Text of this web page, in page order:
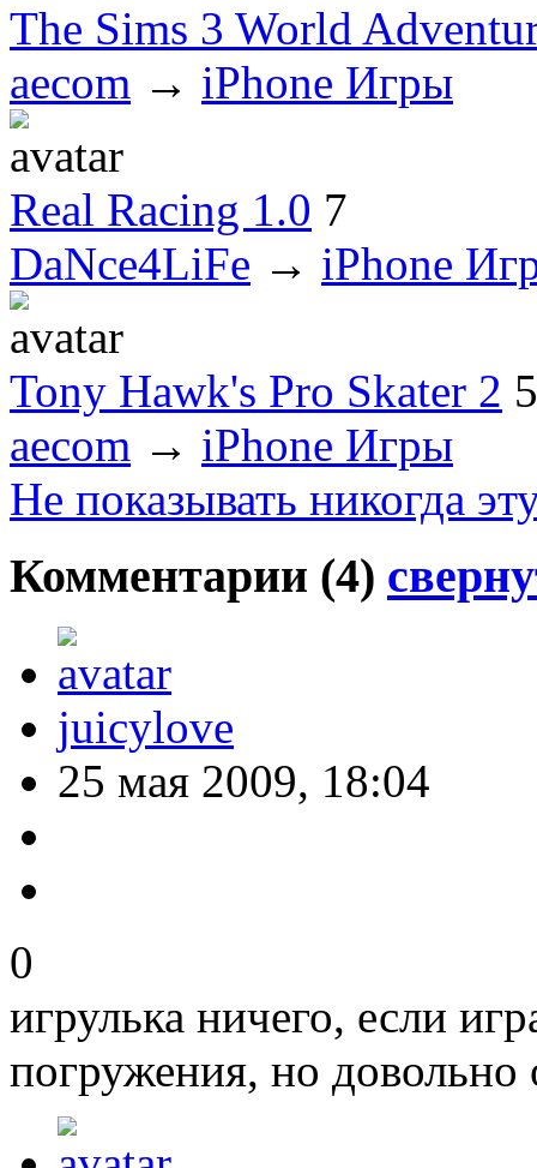
The Sims 3 World
aecom → iPhone Игры
Real Racing 1.0 7
DaNce4LiFe → iPhone
Tony Hawk's Pro Skater 2 5
aecom → iPhone Игры
Не показывать никогда
Комментарии (4)
juicylove
25 мая 2009, 18:04
0
игрулька ничего, если
погружения, но довольно